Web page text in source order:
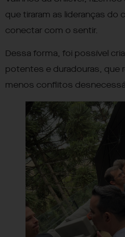
que tiraram as lideranças do
conectar com o sentir.
Dessa forma, foi possível
potentes e duradouras, que
menos conflitos